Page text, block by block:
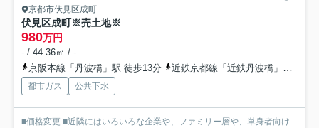
京都市伏見区成町
伏見区成町※売土地※
980万円
- / 44.36㎡ / -
京阪本線「丹波橋」駅 徒歩13分
近鉄京都線「近鉄丹波橋」駅 徒歩15分
都市ガス 公共下水
■価格変更 ■近隣にはいろいろな企業や、ファミリー層や、単身者向け